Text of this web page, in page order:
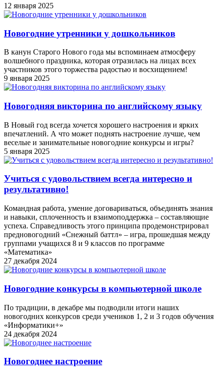
12 января 2025
Новогодние утренники у дошкольников
В канун Старого Нового года мы вспоминаем атмосферу
волшебного праздника, которая отразилась на лицах всех
участников этого торжества радостью и восхищением!
9 января 2025
Новогодняя викторина по английскому языку
В Новый год всегда хочется хорошего настроения и ярких
впечатлений. А что может поднять настроение лучше, чем
веселые и занимательные новогодние конкурсы и игры?
5 января 2025
Учиться с удовольствием всегда интересно и
результативно!
Командная работа, умение договариваться, объединять знания
и навыки, сплоченность и взаимоподдержка – составляющие
успеха. Справедливость этого принципа продемонстрировал
предновогодний «Снежный баттл» – игра, прошедшая между
группами учащихся 8 и 9 классов по программе
«Математика»
27 декабря 2024
Новогодние конкурсы в компьютерной школе
По традиции, в декабре мы подводили итоги наших
новогодних конкурсов среди учеников 1, 2 и 3 годов обучения
«Информатики+»
24 декабря 2024
Новогоднее настроение